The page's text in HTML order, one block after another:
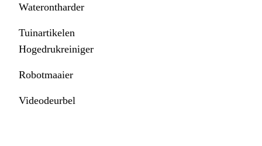
Waterontharder
Tuinartikelen
Hogedrukreiniger
Robotmaaier
Videodeurbel